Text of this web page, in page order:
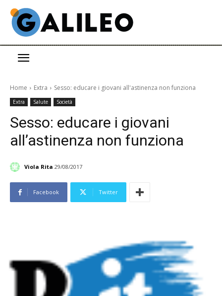
Home Extra Sesso: educare i giovani all'astinenza non funziona
Extra Salute Società
Sesso: educare i giovani
all’astinenza non funziona
Viola Rita 29/08/2017
Facebook Twitter